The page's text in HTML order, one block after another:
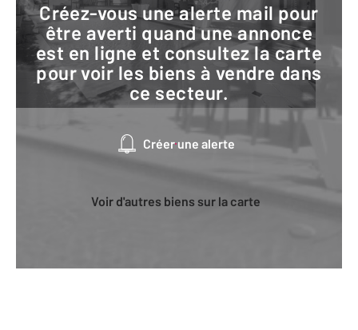
Créez-vous une alerte mail pour
être averti quand une annonce
est en ligne et consultez la carte
pour voir les biens à vendre dans
ce secteur.
Créer une alerte
Voir d'autres biens sur la carte